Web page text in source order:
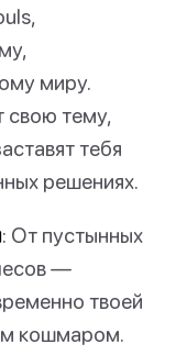
миру.
свою тему,
тебя
решениях.
: От пустынных
—
твоей
кошмаром.